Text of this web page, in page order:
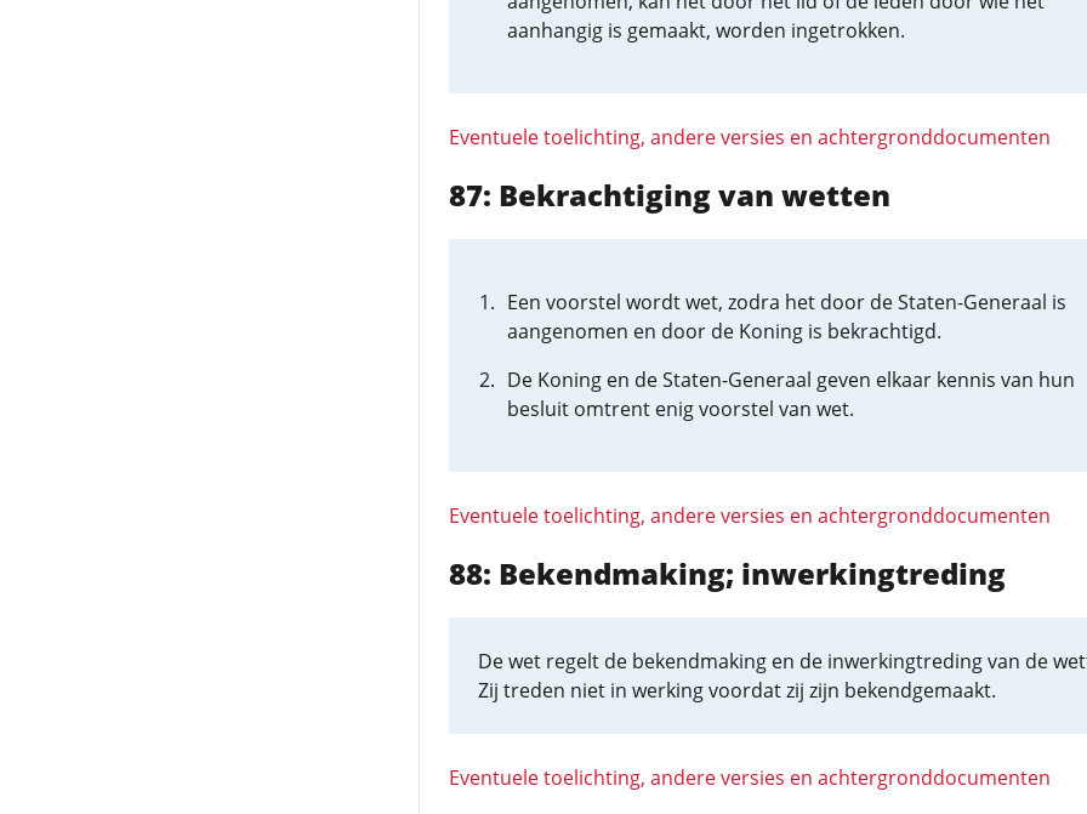
aanhangig is gemaakt, worden ingetrokken.
Eventuele toelichting, andere versies en achtergronddocumenten
87: Bekrachtiging van wetten
Een voorstel wordt wet, zodra het door de Staten-Generaal is
aangenomen en door de Koning is bekrachtigd.
De Koning en de Staten-Generaal geven elkaar kennis van hun
besluit omtrent enig voorstel van wet.
Eventuele toelichting, andere versies en achtergronddocumenten
88: Bekendmaking; inwerkingtreding
De wet regelt de bekendmaking en de inwerkingtreding van de
Zij treden niet in werking voordat zij zijn bekendgemaakt.
Eventuele toelichting, andere versies en achtergronddocumenten